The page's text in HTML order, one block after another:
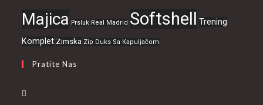
Majica Prsluk Real Madrid Softshell
Trening
Komplet Zimska Zip Duks Sa Kapuljačom
Pratite Nas